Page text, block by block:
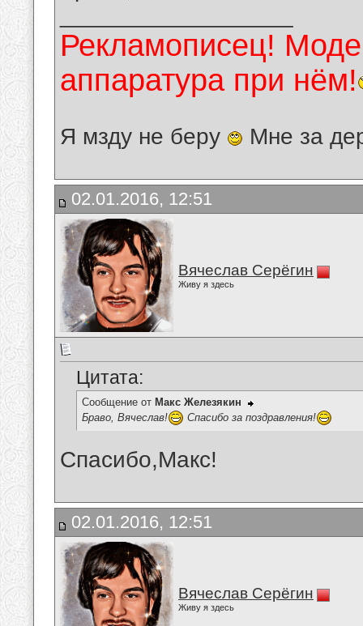
Рекламописец!
аппаратура при нём!
Я мзду не беру Мне за
02.01.2016, 12:51
Вячеслав Серёгин
Живу я здесь
Цитата:
Сообщение от Макс Железякин
Браво, Вячеслав!
Спасибо за поздравления!
Спасибо,Макс!
02.01.2016, 12:51
Вячеслав Серёгин
Живу я здесь